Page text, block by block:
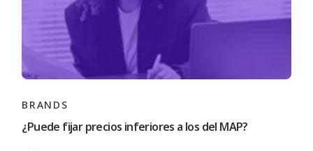
BRANDS
¿Puede fijar precios inferiores a los del MAP?